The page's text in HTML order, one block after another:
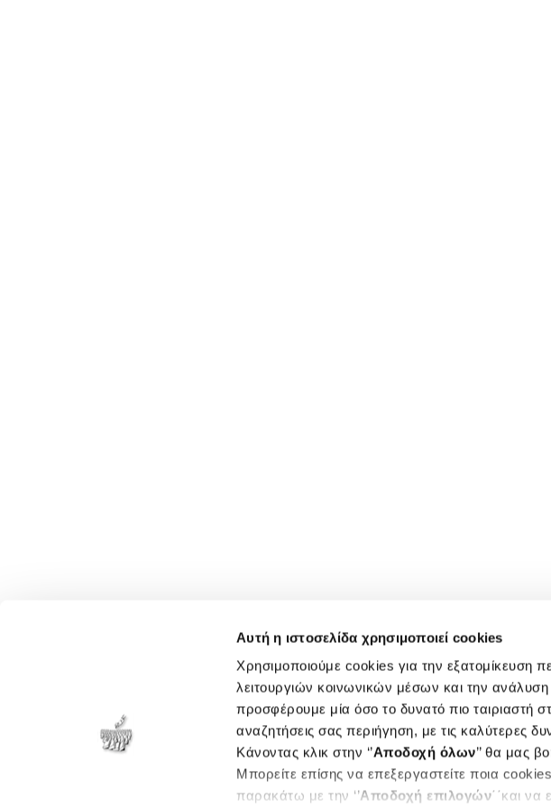
Αυτή η ιστοσελίδα χρησιμοποιεί cookies
Χρησιμοποιούμε cookies για την εξατομίκευση
λειτουργιών κοινωνικών μέσων και την
προσφέρουμε μία όσο το δυνατό πιο ταιριαστή
αναζητήσεις σας περιήγηση, με τις καλύτερες
Κάνοντας κλικ στην ‘’Αποδοχή όλων’’ θα μας
Μπορείτε επίσης να επεξεργαστείτε ποια
παρακάτω με την ‘’Αποδοχή επιλογών΄΄και